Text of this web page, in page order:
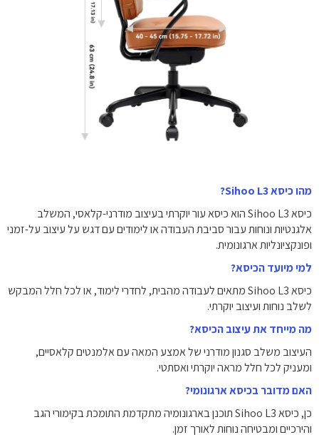
מהו כיסא Sihoo L3?
כיסא Sihoo L3 הוא כיסא עור יוקרתי בעיצוב מודרני-קלאסי, המשלב
אלגנטיות ונוחות עבור סביבת העבודה או לימודים עם דגש על עיצוב על-זמני
ופונקציונליות ארגונומית.
למי מיועד הכיסא?
כיסא Sihoo L3 מתאים לעבודה מהבית, לחדרי לימוד, או לכל חלל המבקש
לשלב נוחות ועיצוב יוקרתי.
מה מייחד את עיצוב הכיסא?
העיצוב משלב סגנון מודרני של אמצע המאה עם אלמנטים קלאסיים,
ומעניק לכל חלל מראה יוקרתי ואסתטי.
האם מדובר בכיסא ארגונומי?
כן, כיסא Sihoo L3 תוכנן בארגונומיה מתקדמת התומכת בקימורי הגב
והירכיים ומבטיחה נוחות לאורך זמן.